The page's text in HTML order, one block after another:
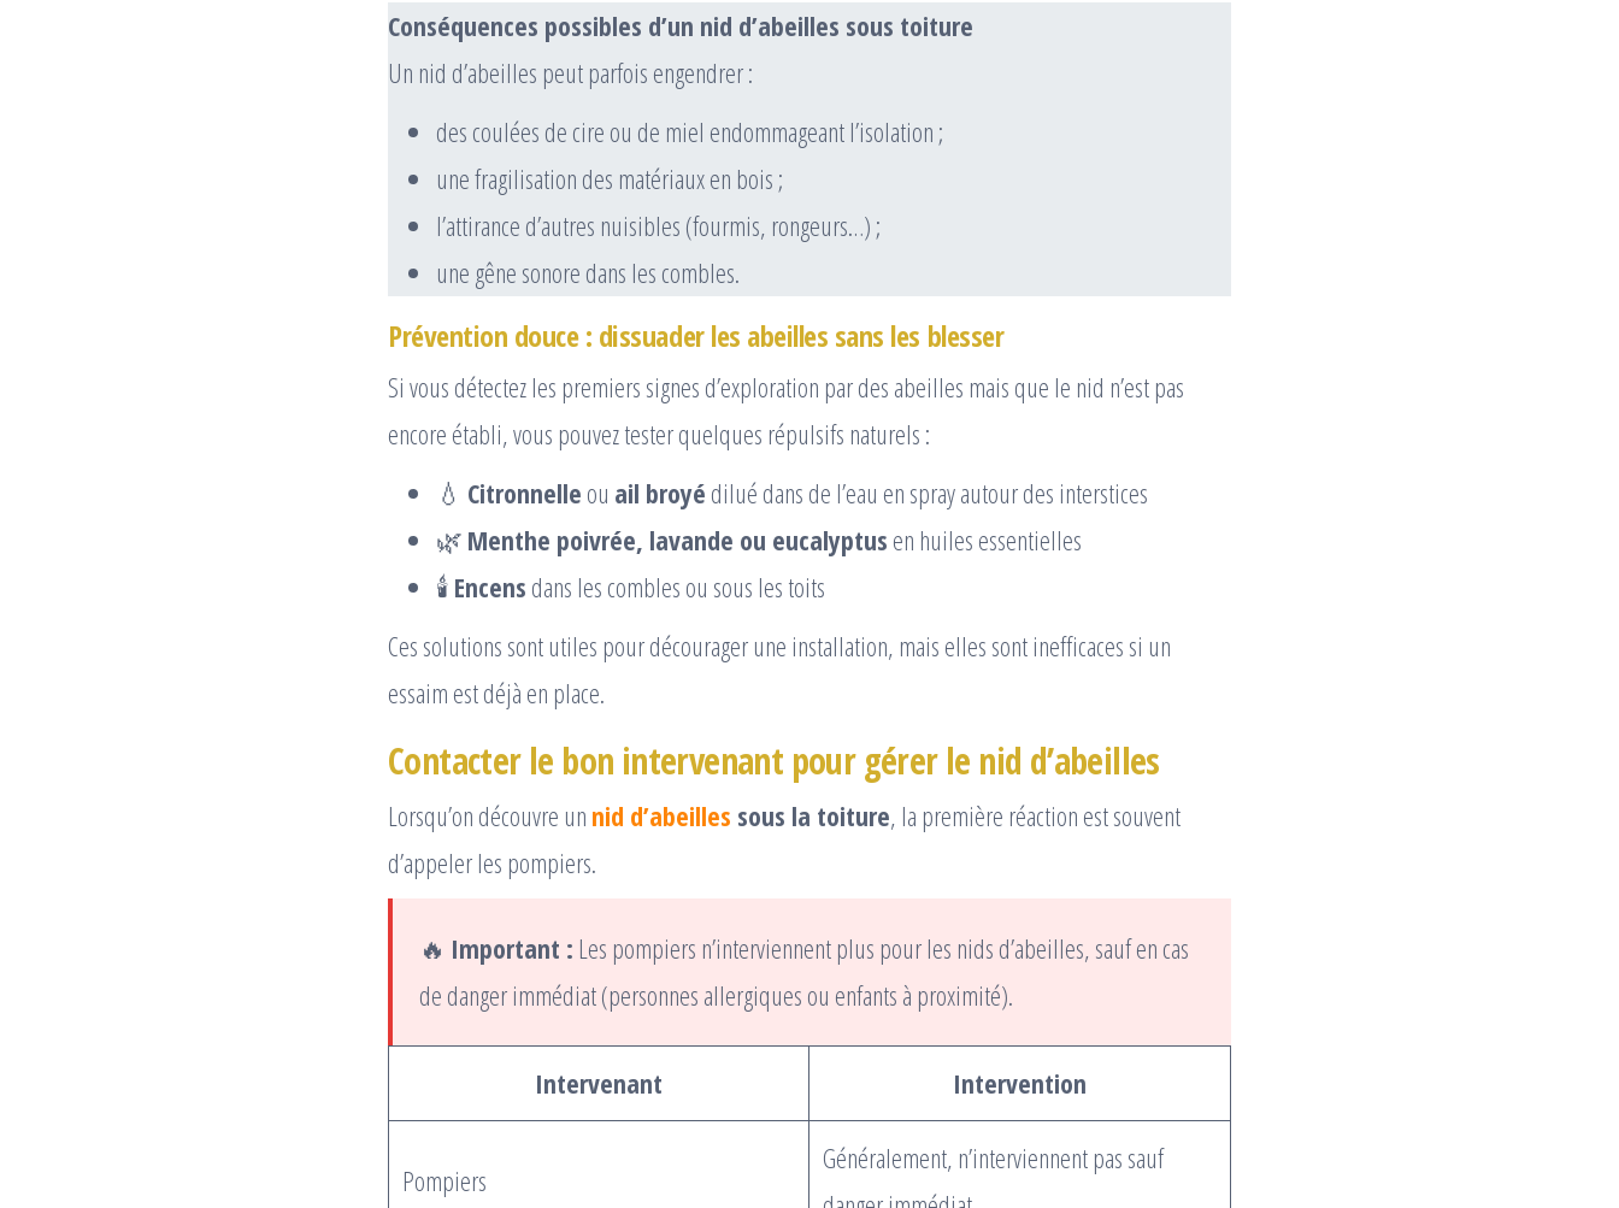
Conséquences possibles d’un nid d’abeilles sous toiture
Un nid d’abeilles peut parfois engendrer :
des coulées de cire ou de miel endommageant l’isolation ;
une fragilisation des matériaux en bois ;
l’attirance d’autres nuisibles (fourmis, rongeurs…) ;
une gêne sonore dans les combles.
Prévention douce : dissuader les abeilles sans les blesser
Si vous détectez les premiers signes d’exploration par des abeilles mais que le nid n’est pas
encore établi, vous pouvez tester quelques répulsifs naturels :
💧 Citronnelle ou ail broyé dilué dans de l’eau en spray autour des interstices
🌿 Menthe poivrée, lavande ou eucalyptus en huiles essentielles
🕯️ Encens dans les combles ou sous les toits
Ces solutions sont utiles pour décourager une installation, mais elles sont inefficaces si un
essaim est déjà en place.
Contacter le bon intervenant pour gérer le nid d’abeilles
Lorsqu’on découvre un nid d’abeilles sous la toiture, la première réaction est souvent
d’appeler les pompiers.
🔥 Important : Les pompiers n’interviennent plus pour les nids d’abeilles, sauf en cas
de danger immédiat (personnes allergiques ou enfants à proximité).
Intervenant Intervention
Pompiers
Généralement, n’interviennent pas sauf